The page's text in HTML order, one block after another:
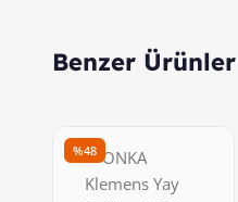
Benzer Ürünler
%48